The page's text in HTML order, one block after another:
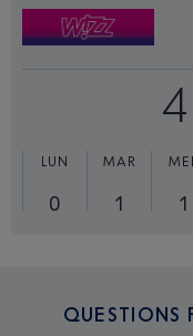
4
LUN
0
MAR
1 1
QUESTIONS